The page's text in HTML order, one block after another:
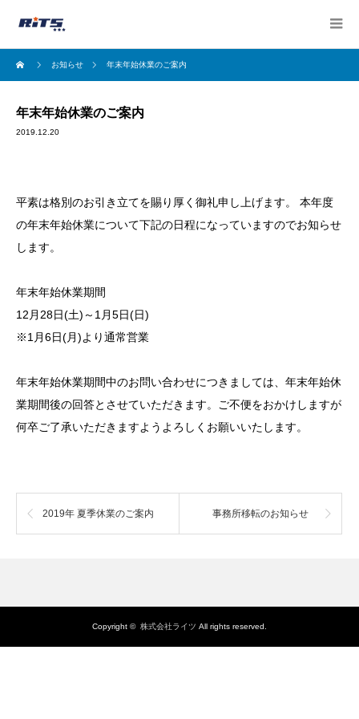
お知らせ 年末年始休業のご案内
年末年始休業のご案内
2019.12.20
平素は格別のお引き立てを賜り厚く御礼申し上げます。 本年度
の年末年始休業について下記の日程になっていますのでお知らせ
します。
年末年始休業期間
12月28日(土)～1月5日(日)
※1月6日(月)より通常営業
年末年始休業期間中のお問い合わせにつきましては、年末年始休
業期間後の回答とさせていただきます。ご不便をおかけしますが
何卒ご了承いただきますようよろしくお願いいたします。
2019年 夏季休業のご案内 事務所移転のお知らせ
Copyright © 株式会社ライツ All rights reserved.